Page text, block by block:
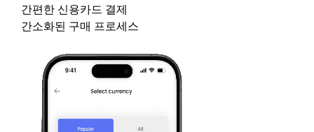
간편한 신용카드 결제
간소화된 구매 프로세스